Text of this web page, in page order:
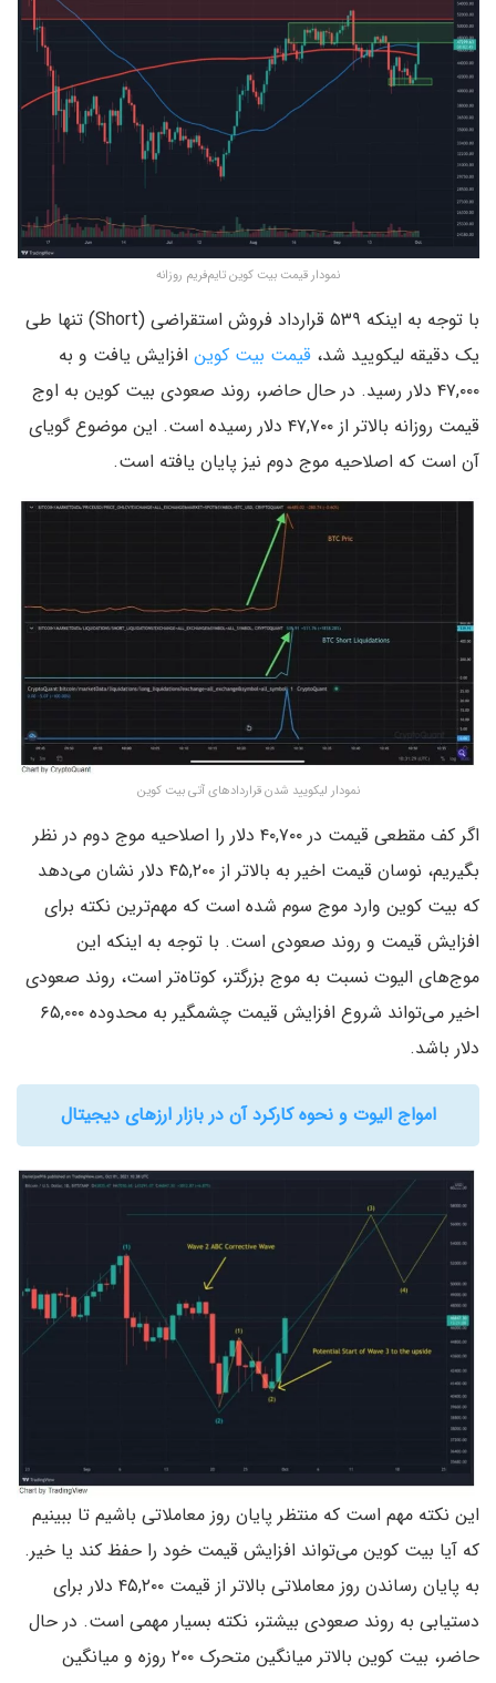
نمودار قیمت بیت کوین تایم‌فریم روزانه
با توجه به اینکه ۵۳۹ قرارداد فروش استقراضی (Short) تنها طی
یک دقیقه لیکویید شد، قیمت بیت کوین افزایش یافت و به
۴۷,۰۰۰ دلار رسید. در حال حاضر، روند صعودی بیت کوین به اوج
قیمت روزانه بالاتر از ۴۷,۷۰۰ دلار رسیده است. این موضوع گویای
آن است که اصلاحیه موج دوم نیز پایان یافته است.
نمودار لیکویید شدن قراردادهای آتی بیت کوین
اگر کف مقطعی قیمت در ۴۰,۷۰۰ دلار را اصلاحیه موج دوم در نظر
بگیریم، نوسان قیمت اخیر به بالاتر از ۴۵,۲۰۰ دلار نشان می‌دهد
که بیت کوین وارد موج سوم شده است که مهم‌ترین نکته برای
افزایش قیمت و روند صعودی است. با توجه به اینکه این
موج‌های الیوت نسبت به موج بزرگتر، کوتاه‌تر است، روند صعودی
اخیر می‌تواند شروع افزایش قیمت چشمگیر به محدوده ۶۵,۰۰۰
دلار باشد.
امواج الیوت و نحوه کارکرد آن در بازار ارزهای دیجیتال
این نکته مهم است که منتظر پایان روز معاملاتی باشیم تا ببینیم
که آیا بیت کوین می‌تواند افزایش قیمت خود را حفظ کند یا خیر.
به پایان رساندن روز معاملاتی بالاتر از قیمت ۴۵,۲۰۰ دلار برای
دستیابی به روند صعودی بیشتر، نکته بسیار مهمی است. در حال
حاضر، بیت کوین بالاتر میانگین متحرک ۲۰۰ روزه و میانگین